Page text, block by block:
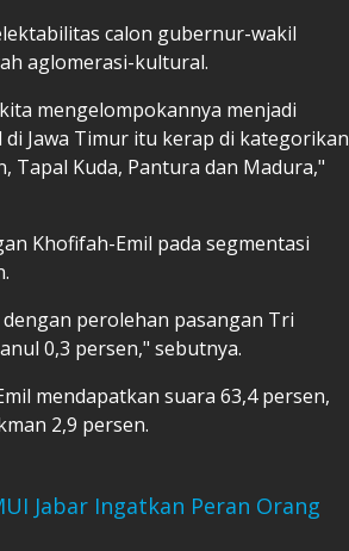
calon gubernur-wakil
aglomerasi-kultural.
mengelompokannya menjadi
Jawa Timur itu kerap di kategorikan
Tapal Kuda, Pantura dan Madura,"
Khofifah-Emil pada segmentasi
perolehan pasangan Tri
0,3 persen," sebutnya.
mendapatkan suara 63,4 persen,
2,9 persen.
Jabar Ingatkan Peran Orang